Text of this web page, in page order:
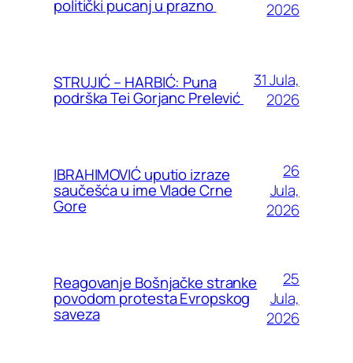
politički pucanj u prazno
2026
STRUJIĆ – HARBIĆ: Puna
podrška Tei Gorjanc Prelević
31 Jula,
2026
IBRAHIMOVIĆ uputio izraze
saučešća u ime Vlade Crne
Gore
26
Jula,
2026
Reagovanje Bošnjačke stranke
povodom protesta Evropskog
saveza
25
Jula,
2026